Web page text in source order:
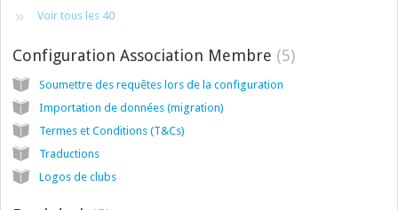
Voir tous les 40
Configuration Association Membre 5
Soumettre des requêtes lors de la configuration
Importation de données (migration)
Termes et Conditions (T&Cs)
Traductions
Logos de clubs